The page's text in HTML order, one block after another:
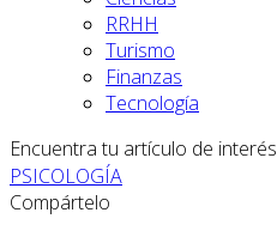
RRHH
Turismo
Finanzas
Tecnología
Encuentra tu artículo de interés
PSICOLOGÍA
Compártelo